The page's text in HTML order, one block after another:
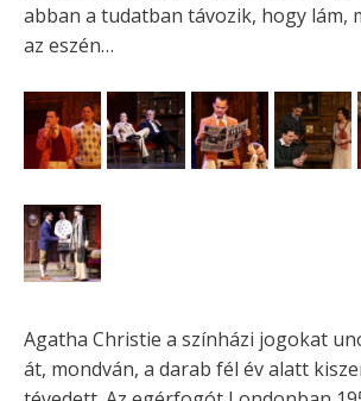
abban a tudatban távozik, hogy lám,
az eszén…
Agatha Christie a színházi jogokat
át, mondván, a darab fél év alatt